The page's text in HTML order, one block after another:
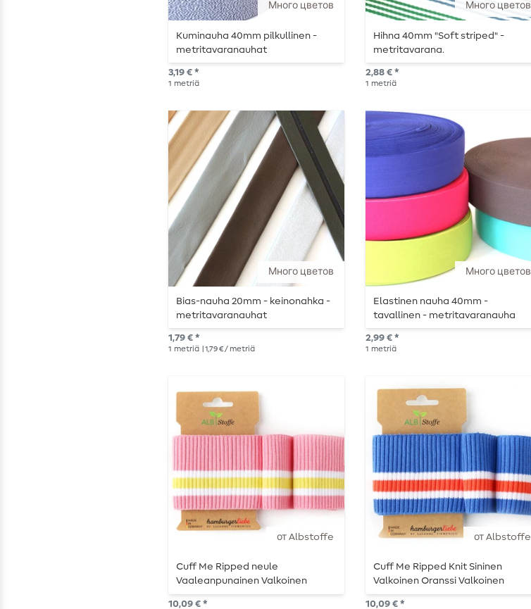
Много цветов
Kuminauha 40mm pilkullinen -
metritavaranauhat
3,19 € *
1 metriä
Много цветов
Hihna 40mm "Soft striped" -
metritavarana.
2,88 € *
1 metriä
Много цветов
Bias-nauha 20mm - keinonahka -
metritavaranauhat
1,79 € *
1 metriä | 1,79 € / metriä
Много цветов
Elastinen nauha 40mm -
tavallinen - metritavaranauha
2,99 € *
1 metriä
от Albstoffe
Cuff Me Ripped neule
Vaaleanpunainen Valkoinen
Keltainen
10,09 € *
от Albstoffe
Cuff Me Ripped Knit Sininen
Valkoinen Oranssi Valkoinen
Oranssi
10,09 € *